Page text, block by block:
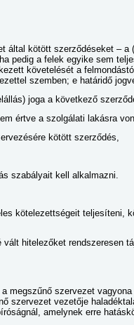
által kötött szerződéseket – a
pedig a felek egyike sem
követelését a
szemben; e határidő
joga a következő
értve a szolgálati lakásra
kötött szerződés,
szabályait kell alkalmazni.
kötelezettségeit teljesíteni,
hitelezőket rendszeresen
megszűnő szervezet
szervezet vezetője
amelynek erre